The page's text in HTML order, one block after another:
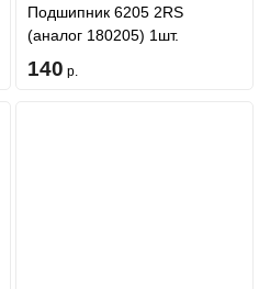
Подшипник 6205 2RS
(аналог 180205) 1шт.
140 р.